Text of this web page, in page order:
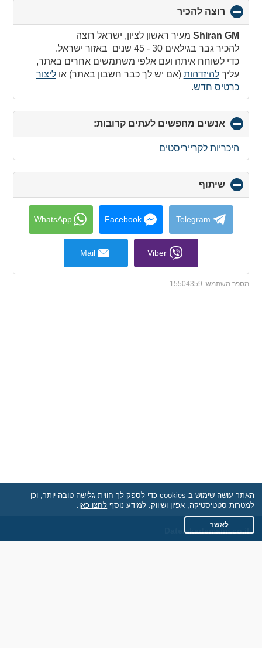
רוצה להכיר
to
collapse
contents
Shiran GM מעיר ראשון לציון, ישראל רוצה
להכיר גבר בגילאים 30 - 45 שנים באזור ישראל.
כדי לשוחח איתה ועם אלפי משתמשים אחרים באתר,
עליךלהיזדהות (אם יש לך כבר חשבון באתר) אוליצור
כרטיס חדש.
אנשים מחפשים לעתים קרובות:
to
contents
היכריות לקרייריסטים
שיתוף
to
collapse
contents
Telegram
Facebook
WhatsApp
Viber
Mail
מספר משתמש: 15504359
Date.akademaim.co.il
האתר עושה שימוש ב-cookies כדי לספק לך חווית גלישה טובה יותר, וכן
למטרות סטטיסטיקה, אפיון ושיווק. למידע נוסף לחצו כאן.
לאשר